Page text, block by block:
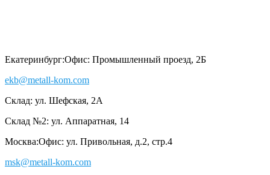
Екатеринбург:Офис: Промышленный проезд, 2Б
ekb@metall-kom.com
Склад: ул. Шефская, 2А
Склад №2: ул. Аппаратная, 14
Москва:Офис: ул. Привольная, д.2, стр.4
msk@metall-kom.com